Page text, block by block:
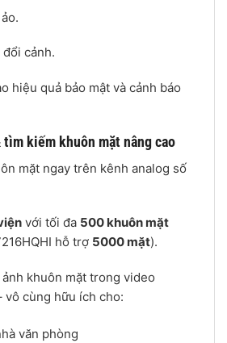
cảnh.
hiệu quả bảo mật và cảnh báo
tìm kiếm khuôn mặt nâng cao
mặt ngay trên kênh analog số
với tối đa 500 khuôn mặt
hỗ trợ 5000 mặt).
khuôn mặt trong video
vô cùng hữu ích cho:
văn phòng